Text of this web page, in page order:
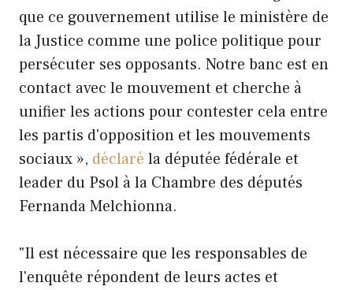
que ce gouvernement utilise le ministère de
la Justice comme une police politique pour
persécuter ses opposants. Notre banc est en
contact avec le mouvement et cherche à
unifier les actions pour contester cela entre
les partis d'opposition et les mouvements
sociaux », déclaré la députée fédérale et
leader du Psol à la Chambre des députés
Fernanda Melchionna.
"Il est nécessaire que les responsables de
l'enquête répondent de leurs actes et